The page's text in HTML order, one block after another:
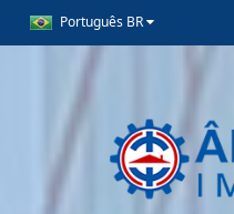
Português BR